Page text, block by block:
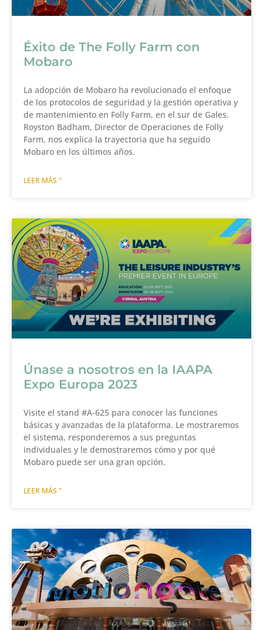
Éxito de The Folly Farm con
Mobaro
La adopción de Mobaro ha revolucionado el enfoque
de los protocolos de seguridad y la gestión operativa y
de mantenimiento en Folly Farm, en el sur de Gales.
Royston Badham, Director de Operaciones de Folly
Farm, nos explica la trayectoria que ha seguido
Mobaro en los últimos años.
LEER MÁS "
Únase a nosotros en la IAAPA
Expo Europa 2023
Visite el stand #A-625 para conocer las funciones
básicas y avanzadas de la plataforma. Le mostraremos
el sistema, responderemos a sus preguntas
individuales y le demostraremos cómo y por qué
Mobaro puede ser una gran opción.
LEER MÁS "